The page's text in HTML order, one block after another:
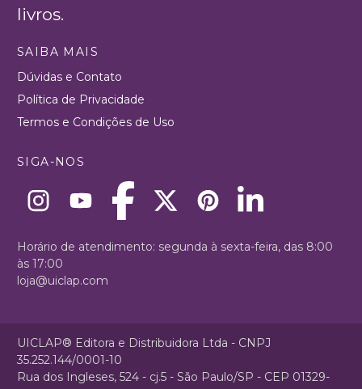
livros.
SAIBA MAIS
Dúvidas e Contato
Política de Privacidade
Termos e Condições de Uso
SIGA-NOS
Horário de atendimento: segunda à sexta-feira, das 8:00
às 17:00
loja@uiclap.com
UICLAP® Editora e Distribuidora Ltda - CNPJ
35.252.144/0001-10
Rua dos Ingleses, 524 - cj.5 - São Paulo/SP - CEP 01329-